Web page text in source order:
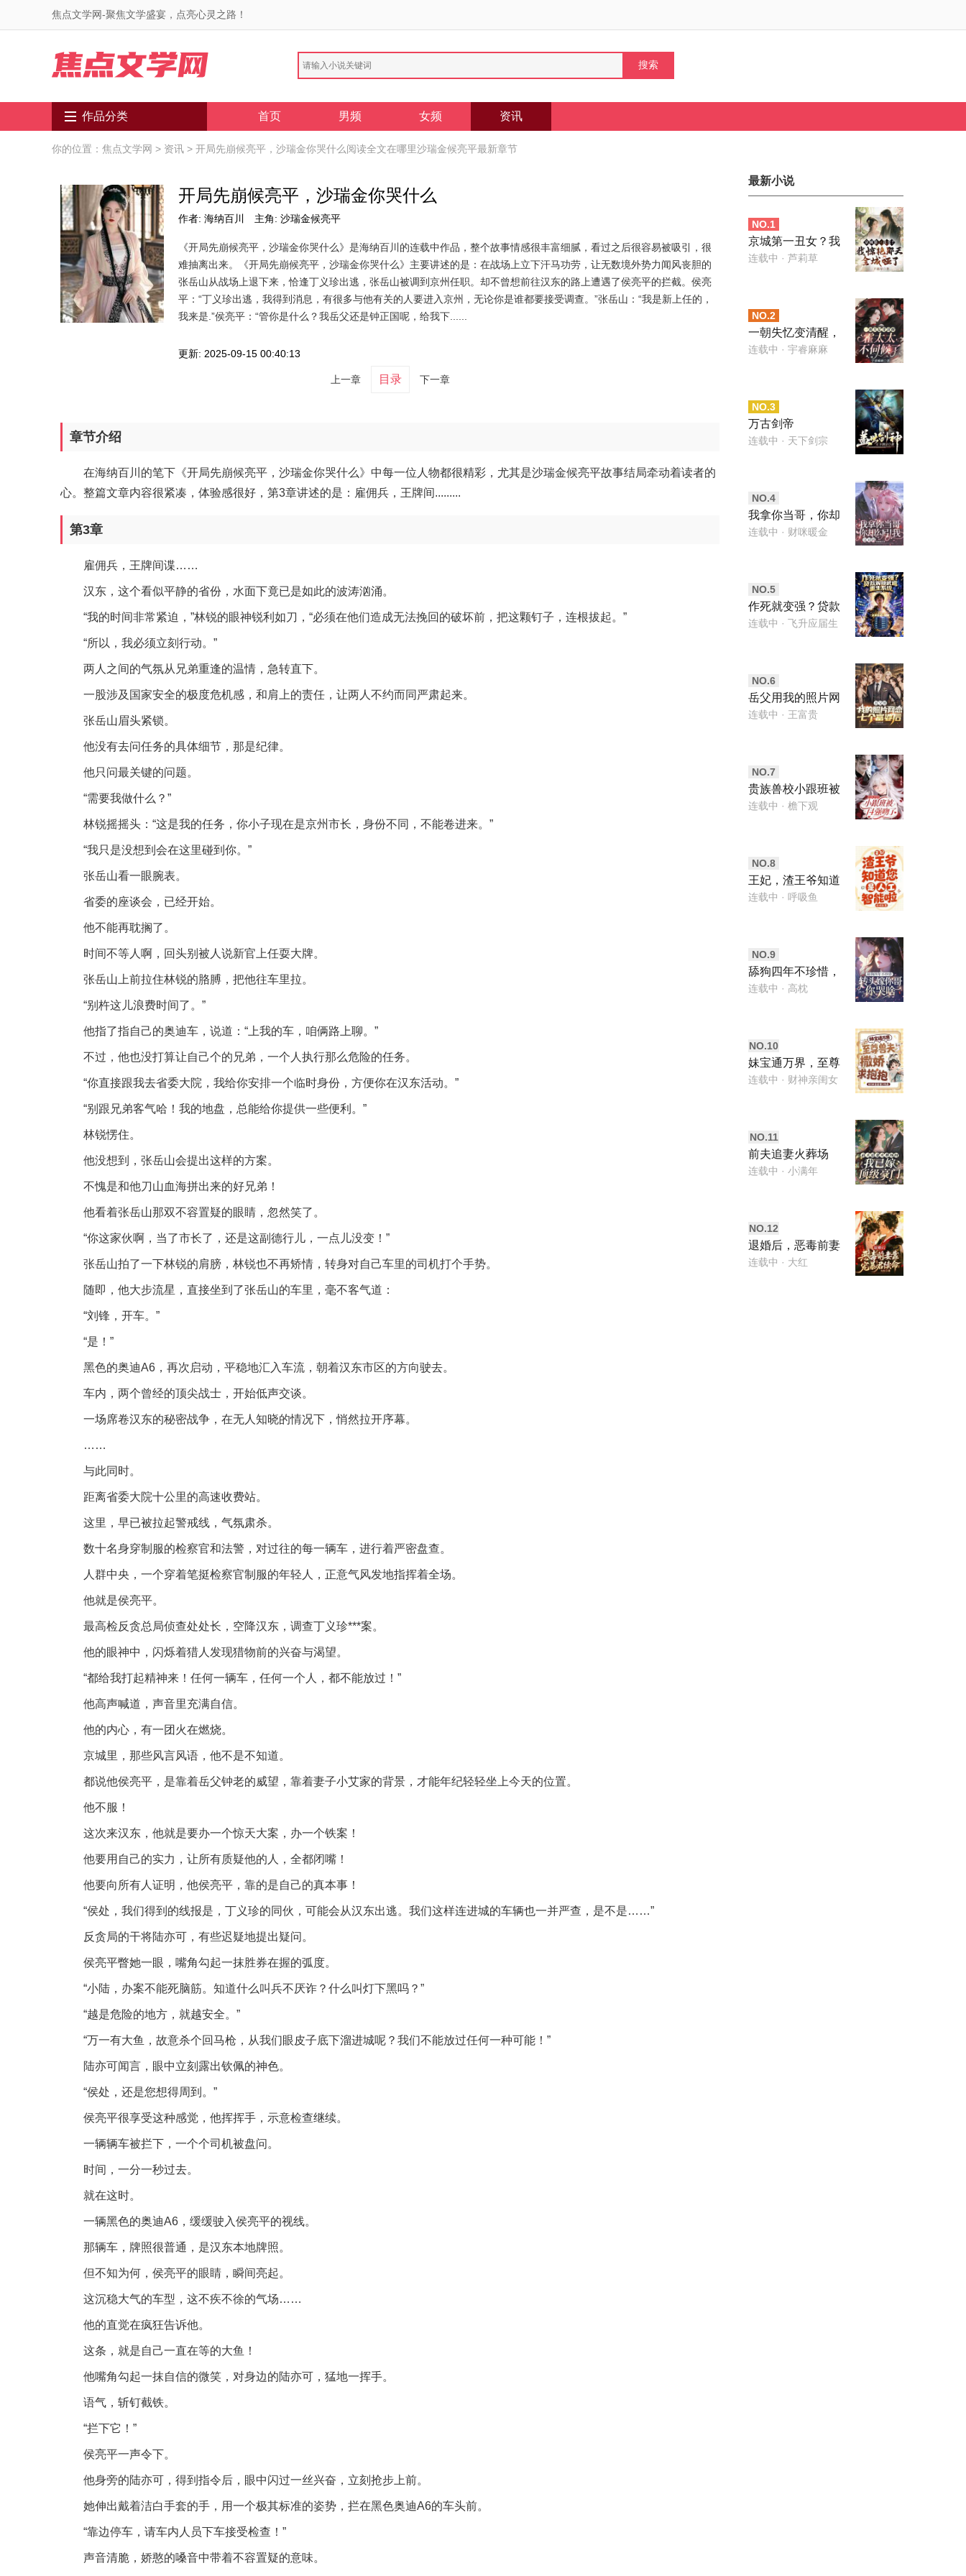
焦点文学网-聚焦文学盛宴，点亮心灵之路！
作品分类 首页 男频 女频 资讯
你的位置： 焦点文学网 > 资讯 > 开局先崩候亮平，沙瑞金你哭什么阅读全文在哪里沙瑞金候亮平最新章节
开局先崩候亮平，沙瑞金你哭什么
作者: 海纳百川 主角: 沙瑞金候亮平
《开局先崩候亮平，沙瑞金你哭什么》是海纳百川的连载中作品，整个故事情感很丰富细腻，看过之后很容易被吸引，很
难抽离出来。《开局先崩候亮平，沙瑞金你哭什么》主要讲述的是：在战场上立下汗马功劳，让无数境外势力闻风丧胆的
张岳山从战场上退下来，恰逢丁义珍出逃，张岳山被调到京州任职。却不曾想前往汉东的路上遭遇了侯亮平的拦截。侯亮
平：“丁义珍出逃，我得到消息，有很多与他有关的人要进入京州，无论你是谁都要接受调查。”张岳山：“我是新上任的，
我来是.”侯亮平：“管你是什么？我岳父还是钟正国呢，给我下......
更新: 2025-09-15 00:40:13
上一章 目录 下一章
章节介绍
在海纳百川的笔下《开局先崩候亮平，沙瑞金你哭什么》中每一位人物都很精彩，尤其是沙瑞金候亮平故事结局牵动着读者的
心。整篇文章内容很紧凑，体验感很好，第3章讲述的是：雇佣兵，王牌间.........
第3章
雇佣兵，王牌间谍……
汉东，这个看似平静的省份，水面下竟已是如此的波涛汹涌。
“我的时间非常紧迫，”林锐的眼神锐利如刀，“必须在他们造成无法挽回的破坏前，把这颗钉子，连根拔起。”
“所以，我必须立刻行动。”
两人之间的气氛从兄弟重逢的温情，急转直下。
一股涉及国家安全的极度危机感，和肩上的责任，让两人不约而同严肃起来。
张岳山眉头紧锁。
他没有去问任务的具体细节，那是纪律。
他只问最关键的问题。
“需要我做什么？”
林锐摇摇头：“这是我的任务，你小子现在是京州市长，身份不同，不能卷进来。”
“我只是没想到会在这里碰到你。”
张岳山看一眼腕表。
省委的座谈会，已经开始。
他不能再耽搁了。
时间不等人啊，回头别被人说新官上任耍大牌。
张岳山上前拉住林锐的胳膊，把他往车里拉。
“别杵这儿浪费时间了。”
他指了指自己的奥迪车，说道：“上我的车，咱俩路上聊。”
不过，他也没打算让自己个的兄弟，一个人执行那么危险的任务。
“你直接跟我去省委大院，我给你安排一个临时身份，方便你在汉东活动。”
“别跟兄弟客气哈！我的地盘，总能给你提供一些便利。”
林锐愣住。
他没想到，张岳山会提出这样的方案。
不愧是和他刀山血海拼出来的好兄弟！
他看着张岳山那双不容置疑的眼睛，忽然笑了。
“你这家伙啊，当了市长了，还是这副德行儿，一点儿没变！”
张岳山拍了一下林锐的肩膀，林锐也不再矫情，转身对自己车里的司机打个手势。
随即，他大步流星，直接坐到了张岳山的车里，毫不客气道：
“刘锋，开车。”
“是！”
黑色的奥迪A6，再次启动，平稳地汇入车流，朝着汉东市区的方向驶去。
车内，两个曾经的顶尖战士，开始低声交谈。
一场席卷汉东的秘密战争，在无人知晓的情况下，悄然拉开序幕。
……
与此同时。
距离省委大院十公里的高速收费站。
这里，早已被拉起警戒线，气氛肃杀。
数十名身穿制服的检察官和法警，对过往的每一辆车，进行着严密盘查。
人群中央，一个穿着笔挺检察官制服的年轻人，正意气风发地指挥着全场。
他就是侯亮平。
最高检反贪总局侦查处处长，空降汉东，调查丁义珍***案。
他的眼神中，闪烁着猎人发现猎物前的兴奋与渴望。
“都给我打起精神来！任何一辆车，任何一个人，都不能放过！”
他高声喊道，声音里充满自信。
他的内心，有一团火在燃烧。
京城里，那些风言风语，他不是不知道。
都说他侯亮平，是靠着岳父钟老的威望，靠着妻子小艾家的背景，才能年纪轻轻坐上今天的位置。
他不服！
这次来汉东，他就是要办一个惊天大案，办一个铁案！
他要用自己的实力，让所有质疑他的人，全都闭嘴！
他要向所有人证明，他侯亮平，靠的是自己的真本事！
“侯处，我们得到的线报是，丁义珍的同伙，可能会从汉东出逃。我们这样连进城的车辆也一并严查，是不是……”
反贪局的干将陆亦可，有些迟疑地提出疑问。
侯亮平瞥她一眼，嘴角勾起一抹胜券在握的弧度。
“小陆，办案不能死脑筋。知道什么叫兵不厌诈？什么叫灯下黑吗？”
“越是危险的地方，就越安全。”
“万一有大鱼，故意杀个回马枪，从我们眼皮子底下溜进城呢？我们不能放过任何一种可能！”
陆亦可闻言，眼中立刻露出钦佩的神色。
“侯处，还是您想得周到。”
侯亮平很享受这种感觉，他挥挥手，示意检查继续。
一辆辆车被拦下，一个个司机被盘问。
时间，一分一秒过去。
就在这时。
一辆黑色的奥迪A6，缓缓驶入侯亮平的视线。
那辆车，牌照很普通，是汉东本地牌照。
但不知为何，侯亮平的眼睛，瞬间亮起。
这沉稳大气的车型，这不疾不徐的气场……
他的直觉在疯狂告诉他。
这条，就是自己一直在等的大鱼！
他嘴角勾起一抹自信的微笑，对身边的陆亦可，猛地一挥手。
语气，斩钉截铁。
“拦下它！”
侯亮平一声令下。
他身旁的陆亦可，得到指令后，眼中闪过一丝兴奋，立刻抢步上前。
她伸出戴着洁白手套的手，用一个极其标准的姿势，拦在黑色奥迪A6的车头前。
“靠边停车，请车内人员下车接受检查！”
声音清脆，娇憨的嗓音中带着不容置疑的意味。
最新小说
NO.1
京城第一丑女？我
惊艳那天全城哑了
连载中 · 芦莉草
NO.2
一朝失忆变清醒，
霍太太不伺候了
连载中 · 宇睿麻麻
NO.3
万古剑帝
连载中 · 天下剑宗
NO.4
我拿你当哥，你却
勾引我，这对吗
连载中 · 财咪暖金
NO.5
作死就变强？贷款
解锁武道重生系统
连载中 · 飞升应届生
NO.6
岳父用我的照片网
恋七个富婆后
连载中 · 王富贵
NO.7
贵族兽校小跟班被
f4强吻了
连载中 · 檐下观
NO.8
王妃，渣王爷知道
您是人工智能啦
连载中 · 呼吸鱼
NO.9
舔狗四年不珍惜，
转头嫁你哥你哭
连载中 · 高枕
NO.10
妹宝通万界，至尊
兽夫撒娇求抱抱
连载中 · 财神亲闺女
NO.11
前夫追妻火葬场
时，我已嫁顶级豪
连载中 · 小满年
NO.12
退婚后，恶毒前妻
靠宠暴君续命
连载中 · 大红